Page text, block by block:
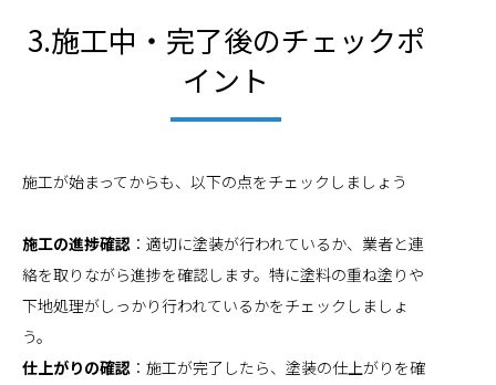
3.施工中・完了後のチェックポ
イント
施工が始まってからも、以下の点をチェックしましょう
施工の進捗確認 ：適切に塗装が行われているか、業者と連
絡を取りながら進捗を確認します。特に塗料の重ね塗りや
下地処理がしっかり行われているかをチェックしましょ
う。
仕上がりの確認 ：施工が完了したら、塗装の仕上がりを確